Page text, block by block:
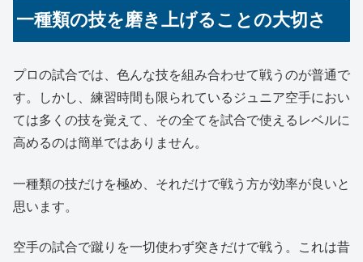
一種類の技を磨き上げることの大切さ
プロの試合では、色んな技を組み合わせて戦うのが普通で
す。しかし、練習時間も限られているジュニア空手におい
ては多くの技を覚えて、その全てを試合で使えるレベルに
高めるのは簡単ではありません。
一種類の技だけを極め、それだけで戦う方が効率が良いと
思います。
空手の試合で蹴りを一切使わず突きだけで戦う。これは昔